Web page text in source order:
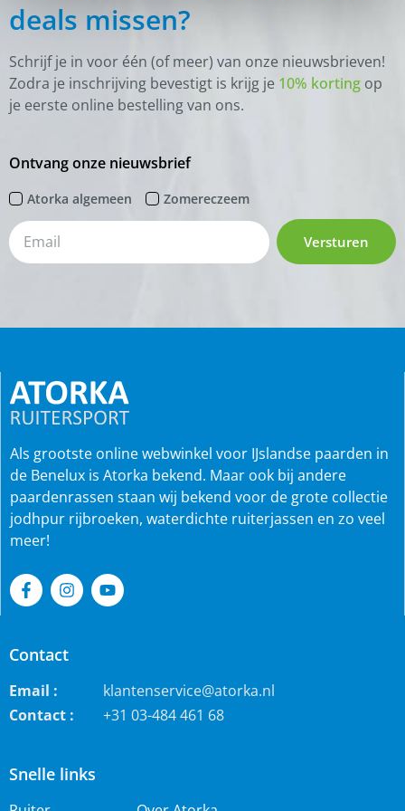
deals missen?
Schrijf je in voor één (of meer) van onze nieuwsbrieven!
Zodra je inschrijving bevestigt is krijg je 10% korting op
je eerste online bestelling van ons.
Ontvang onze nieuwsbrief
Atorka algemeen Zomereczeem
Versturen
Snelle links
Als grootste online webwinkel voor IJslandse paarden in
de Benelux is Atorka bekend. Maar ook bij andere
paardenrassen staan wij bekend voor de grote collectie
jodhpur rijbroeken, waterdichte ruiterjassen en zo veel
meer!
Contact
Email :
klantenservice@atorka.nl
Contact :
+31 03-484 461 68